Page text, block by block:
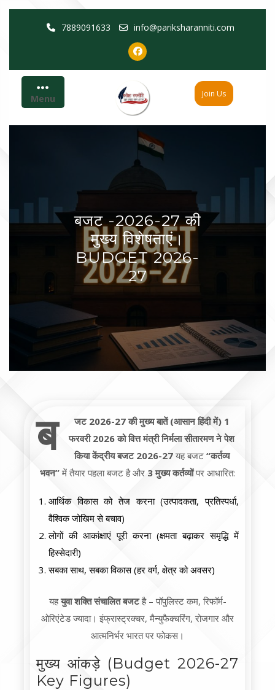
7889091633 info@pariksharanniti.com
Menu Join Us
बजट -2026-27 की
मुख्य विशेषताएं।
BUDGET 2026-
27
ब जट 2026-27 की मुख्य बातें (आसान हिंदी में) 1
फरवरी 2026 को वित्त मंत्री निर्मला सीतारमण ने पेश
किया केंद्रीय बजट 2026-27यह बजट “कर्तव्य
भवन”में तैयार पहला बजट है और 3 मुख्य कर्तव्योंपर आधारित:
आर्थिक विकास को तेज करना (उत्पादकता, प्रतिस्पर्धा,
वैश्विक जोखिम से बचाव)
लोगों की आकांक्षाएं पूरी करना (क्षमता बढ़ाकर समृद्धि में
हिस्सेदारी)
सबका साथ, सबका विकास (हर वर्ग, क्षेत्र को अवसर)
यहयुवा शक्ति संचालित बजटहै – पॉपुलिस्ट कम, रिफॉर्म-
ओरिएंटेड ज्यादा। इंफ्रास्ट्रक्चर, मैन्युफैक्चरिंग, रोजगार और
आत्मनिर्भर भारत पर फोकस।
मुख्य आंकड़े (Budget 2026-27
Key Figures)